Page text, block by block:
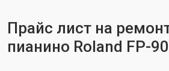
Прайс лист на
пианино Roland FP-